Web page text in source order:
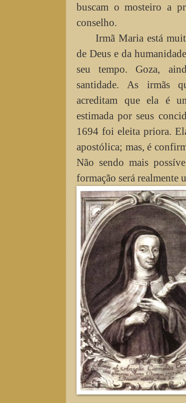
buscam o mosteiro a
conselho.
Irmã Maria está
de Deus e da
seu tempo. Goza,
santidade. As irmãs
acreditam que ela é
estimada por seus
1694 foi eleita priora.
apostólica; mas, é
Não sendo mais
formação será realmente